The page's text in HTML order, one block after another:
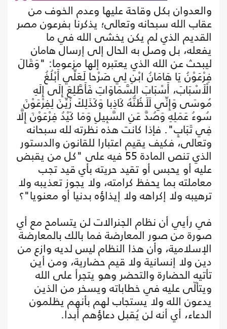
والعدوان بكل وقاحة عليها وعدم الخوف من
عقاب الله سبحانه وتعالى؛ يذكرنا بفرعون مصر
القديم الذي لم يكن يخشى الله في ما
يفعله، بل وصل به الحال إلى إرسال هامان
ليبحث عن الله الذي يعتبره إلها مزعوما: "وَقَالَ
فِرْعَوْنُ يَا هَامَانُ ابْنِ لِي صَرْحا لَعَلِّي أَبْلُغُ
الْأَسْبَابَ، أَسْبَابَ السَّمَاوَاتِ فَأَطَّلِعَ إِلَى إِلَهِ
مُوسَى وَإِنِّي لَأَظُنُّهُ كَاذِبا وَكَذَلِكَ زُيِّنَ لِفِرْعَوْنَ
سُوءُ عَمَلِهِ وَصُدَّ عَنِ السَّبِيلِ وَمَا كَيْدُ فِرْعَوْنَ إِلَّا
فِي تَبَابٍ". فإذا كانت هذه نظرته لله سبحانه
وتعالى، فكيف يقيم اعتبارا للقانون والدستور
الذي تنص المادة 55 فيه على "كل من يقبض
عليه أو يحبس أو تقيد حريته بأي قيد تجب
معاملته بما يحفظ كرامته، ولا يجوز تعذيبه ولا
ترهيبه ولا إكراهه ولا إيذاؤه بدنيا أو معنويا"؟
في رأيي أن نظام الجنرالات لن يتسامح مع أي
صورة من صور المعارضة فما بالك بالمعارضة
الإسلامية، وأن هذا النظام ليس لديه وازع من
دين ولا إنسانية ولا قيم حضارية، ومن أين
تأتيه الحضارة والتحضر وهو يتجرأ على الله
ويتألّى عليه في خطاباته ويسخر من الذين
يدعون الله ولا يستجاب لهم بأنهم يظلمون
الدعاء، أي أنه لن يُقبل دعاؤهم أبدا.